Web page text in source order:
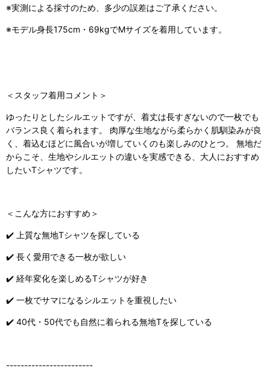
※実測による採寸のため、多少の誤差はご了承ください。
※モデル身長175cm・69kgでMサイズを着用しています。
＜スタッフ着用コメント＞
ゆったりとしたシルエットですが、着丈は長すぎないので一枚でも
バランス良く着られます。 肉厚な生地ながら柔らかく肌馴染みが良
く、着込むほどに風合いが増していくのも楽しみのひとつ。 無地だ
からこそ、生地やシルエットの違いを実感できる、大人におすすめ
したいTシャツです。
＜こんな方におすすめ＞
✔️ 上質な無地Tシャツを探している
✔️ 長く愛用できる一枚が欲しい
✔️ 経年変化を楽しめるTシャツが好き
✔️ 一枚でサマになるシルエットを重視したい
✔️ 40代・50代でも自然に着られる無地Tを探している
------------------------